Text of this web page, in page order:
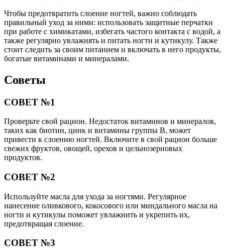
Чтобы предотвратить слоение ногтей, важно соблюдать
правильный уход за ними: использовать защитные перчатки
при работе с химикатами, избегать частого контакта с водой, а
также регулярно увлажнять и питать ногти и кутикулу. Также
стоит следить за своим питанием и включать в него продукты,
богатые витаминами и минералами.
Советы
СОВЕТ №1
Проверьте свой рацион. Недостаток витаминов и минералов,
таких как биотин, цинк и витамины группы B, может
привести к слоению ногтей. Включите в свой рацион больше
свежих фруктов, овощей, орехов и цельнозерновых
продуктов.
СОВЕТ №2
Используйте масла для ухода за ногтями. Регулярное
нанесение оливкового, кокосового или миндального масла на
ногти и кутикулы поможет увлажнить и укрепить их,
предотвращая слоение.
СОВЕТ №3